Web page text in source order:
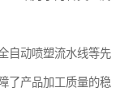
自动喷塑流水线等先
了产品加工质量的稳